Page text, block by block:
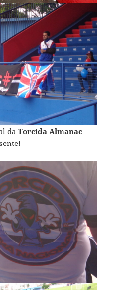
da Torcida Almanac